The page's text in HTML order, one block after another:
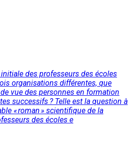
des professeurs des écoles
organisations différentes, que
vue des personnes en formation
successifs ? Telle est la question à
« roman » scientifique de la
des écoles e